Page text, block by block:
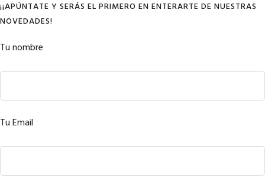
¡¡APÚNTATE Y SERÁS EL PRIMERO EN ENTERARTE DE NUESTRAS
NOVEDADES!
Tu nombre
Tu Email